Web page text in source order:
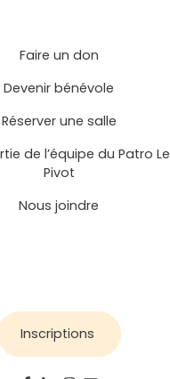
Faire un don
Devenir bénévole
Réserver une salle
de l’équipe du Patro Le
Pivot
Nous joindre
Inscriptions